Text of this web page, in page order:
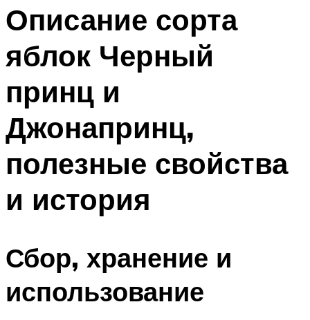
Описание сорта
яблок Черный
принц и
Джонапринц,
полезные свойства
и история
Сбор, хранение и
использование